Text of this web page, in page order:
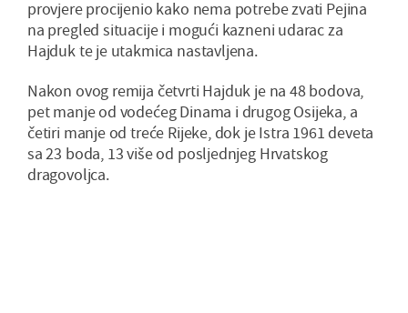
provjere procijenio kako nema potrebe zvati Pejina
na pregled situacije i mogući kazneni udarac za
Hajduk te je utakmica nastavljena.
Nakon ovog remija četvrti Hajduk je na 48 bodova,
pet manje od vodećeg Dinama i drugog Osijeka, a
četiri manje od treće Rijeke, dok je Istra 1961 deveta
sa 23 boda, 13 više od posljednjeg Hrvatskog
dragovoljca.